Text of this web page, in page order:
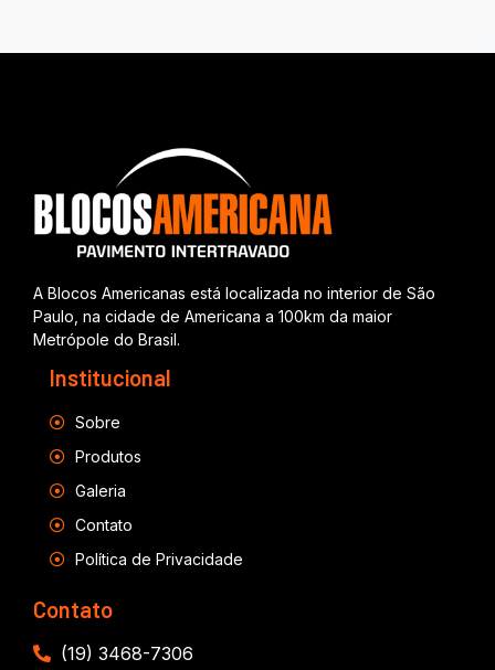
A Blocos Americanas está localizada no interior de São
Paulo, na cidade de Americana a 100km da maior
Metrópole do Brasil.
Institucional
Sobre
Produtos
Galeria
Contato
Política de Privacidade
Contato
(19) 3468-7306